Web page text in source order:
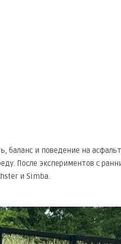
баланс и поведение на
После экспериментов с
и Simba.